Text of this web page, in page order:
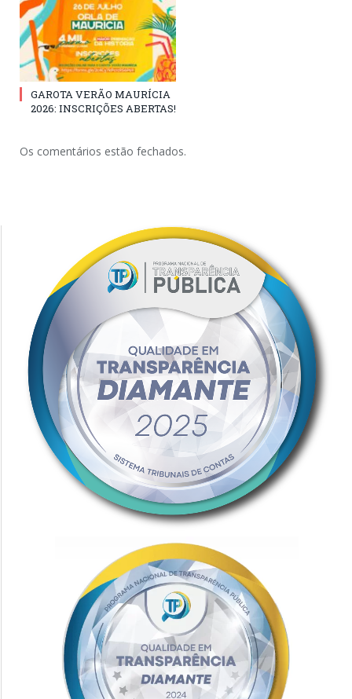
GAROTA VERÃO MAURÍCIA
2026: INSCRIÇÕES ABERTAS!
Os comentários estão fechados.